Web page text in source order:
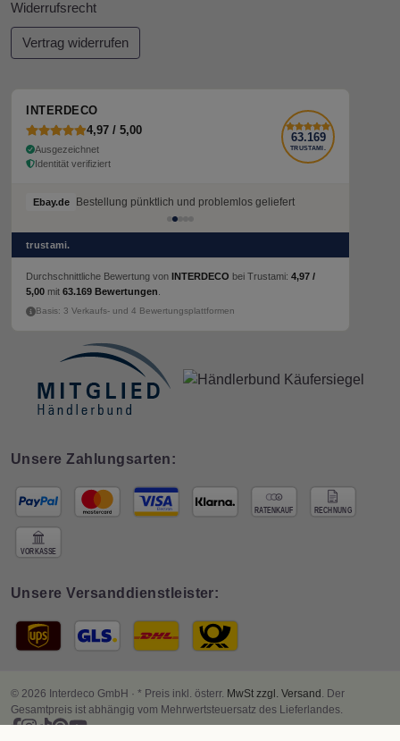
Widerrufsrecht
Vertrag widerrufen
INTERDECO
4,97 / 5,00
Ausgezeichnet
Identität verifiziert
63.169
TRUSTAMI.
Ebay.de Bestellung pünktlich und problemlos geliefert
trustami.
Durchschnittliche Bewertung von INTERDECO bei Trustami: 4,97 /
5,00 mit 63.169 Bewertungen
Basis: 3 Verkaufs- und 4 Bewertungsplattformen
Unsere Zahlungsarten:
Unsere Versanddienstleister:
© 2026 Interdeco GmbH · * Preis inkl. österr. MwSt zzgl. Versand . Der
Gesamtpreis ist abhängig vom Mehrwertsteuersatz des Lieferlandes.